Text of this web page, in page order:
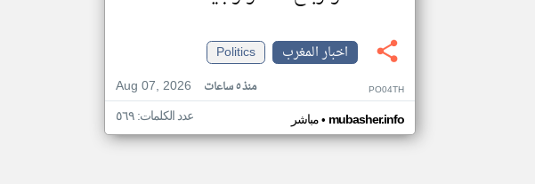
اخبار المغرب
Politics
Aug 07, 2026
منذ ٥ ساعات PO04TH
مباشر• mubasher.info عدد الكلمات: ٥٦٩